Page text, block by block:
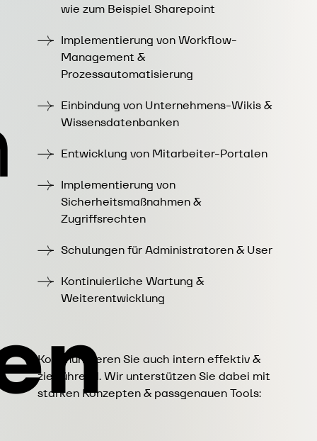
wie zum Beispiel Sharepoint
Implementierung von Workflow-
Management &
Prozessautomatisierung
Einbindung von Unternehmens-Wikis &
Wissensdatenbanken
Entwicklung von Mitarbeiter-Portalen
Implementierung von
Sicherheitsmaßnahmen &
Zugriffsrechten
Schulungen für Administratoren & User
Kontinuierliche Wartung &
Weiterentwicklung
Kommunizieren Sie auch intern effektiv &
zielführend. Wir unterstützen Sie dabei mit
starken Konzepten & passgenauen Tools: